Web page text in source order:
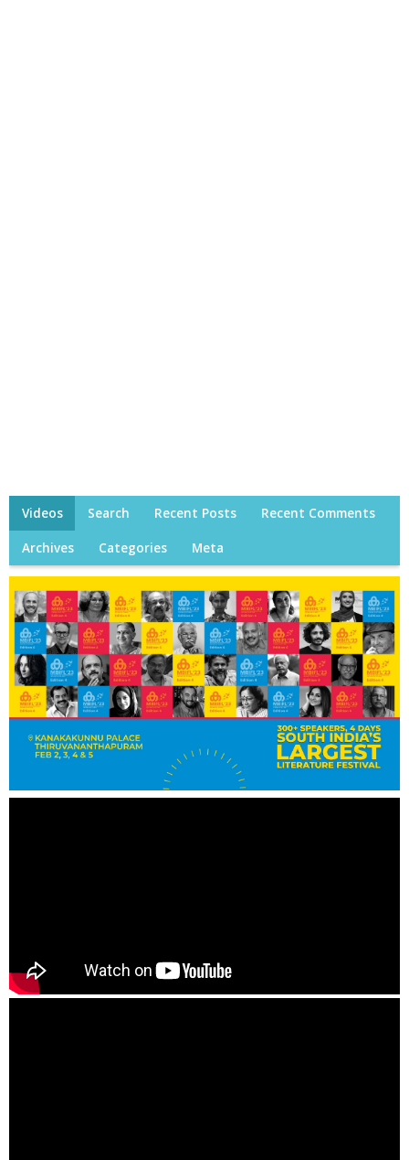
Videos Search Recent Posts Recent Comments
Archives Categories Meta